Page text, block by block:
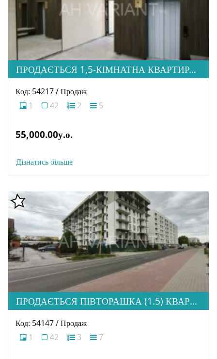
ПРОДАЄТЬСЯ 1,5-КІМНАТНА КВАРТИРА В НОВОБУДОВІ ЖК «ЗАГОРСЬКА»
Код: 54217 / Продаж
1
42 2 5
55,000.00у.о.
Дізнатись більше
ПРОДАЄТЬСЯ ПІВТОРАШКА (1.5) КВАРТИРА З ІДЕАЛЬНОЮ ЛОКАЦІЄЮ, ЖК HOME
Код: 54147 / Продаж
1
42 3 7